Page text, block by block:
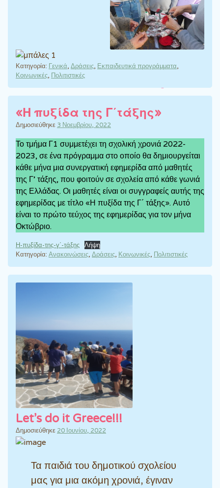
Κατηγορία: Γενικά, Δράσεις, Εκπαιδευτικά προγράμματα,
Κοινωνικές, Πολιτιστικές
«Η πυξίδα της Γ΄τάξης»
Δημοσιεύθηκε 3 Νοεμβρίου, 2022
Το τμήμα Γ1 συμμετέχει τη σχολική χρονιά 2022-
2023, σε ένα πρόγραμμα στο οποίο θα δημιουργείται
κάθε μήνα μια συνεργατική εφημερίδα από μαθητές
της Γ’ τάξης, που φοιτούν σε σχολεία από κάθε γωνιά
της Ελλάδας. Οι μαθητές είναι οι συγγραφείς αυτής της
εφημερίδας με τίτλο «Η πυξίδα της Γ΄ τάξης». Αυτό
είναι το πρώτο τεύχος της εφημερίδας για τον μήνα
Οκτώβριο.
Η-πυξίδα-της-γ΄-τάξης Λήψη
Κατηγορία: Ανακοινώσεις, Δράσεις, Κοινωνικές, Πολιτιστικές
Let’s do it Greece!!!
Δημοσιεύθηκε 20 Ιουνίου, 2022
Τα παιδιά του δημοτικού σχολείου
μας για μια ακόμη χρονιά, έγιναν